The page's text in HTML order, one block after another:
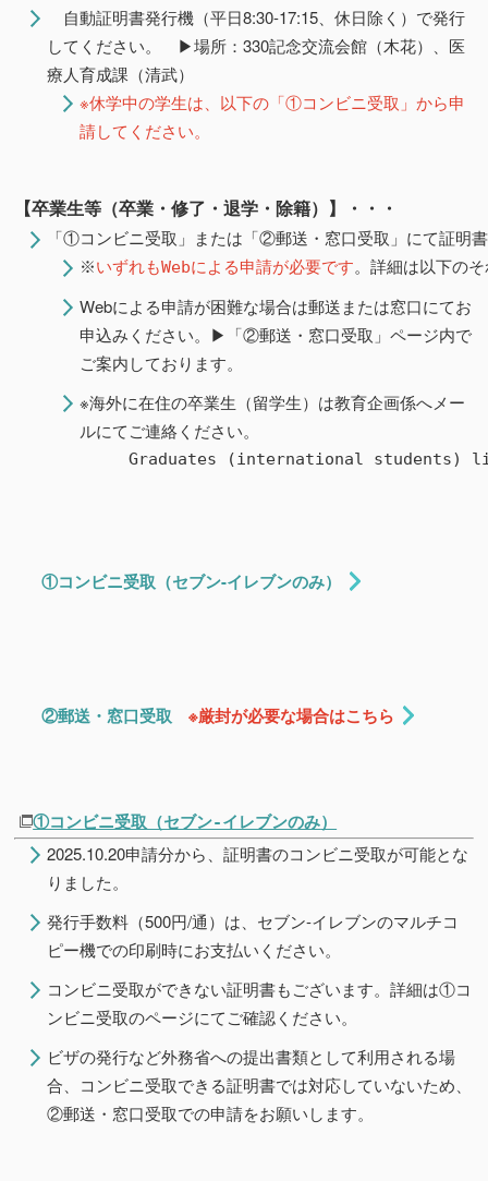
自動証明書発行機（平日8:30-17:15、休日除く）で発行
してください。 ▶場所：330記念交流会館（木花）、医
療人育成課（清武）
※休学中の学生は、以下の「①コンビニ受取」から申
請してください。
【卒業生等（卒業・修了・退学・除籍）】・・・
「①コンビニ受取」または「②郵送・窓口受取」にて証明
※いずれもWebによる申請が必要です。詳細は以下の
Webによる申請が困難な場合は郵送または窓口にてお
申込みください。▶「②郵送・窓口受取」ページ内で
ご案内しております。
※海外に在住の卒業生（留学生）は教育企画係へメー
ルにてご連絡ください。
Graduates (international students)
①コンビニ受取（セブン-イレブンのみ）
②郵送・窓口受取※厳封が必要な場合はこちら
①コンビニ受取（セブン-イレブンのみ）
2025.10.20申請分から、証明書のコンビニ受取が可能とな
りました。
発行手数料（500円/通）は、セブン-イレブンのマルチコ
ピー機での印刷時にお支払いください。
コンビニ受取ができない証明書もございます。詳細は①コ
ンビニ受取のページにてご確認ください。
ビザの発行など外務省への提出書類として利用される場
合、コンビニ受取できる証明書では対応していないため、
②郵送・窓口受取での申請をお願いします。